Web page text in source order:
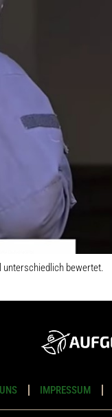
unterschiedlich bewertet.
IMPRESSUM